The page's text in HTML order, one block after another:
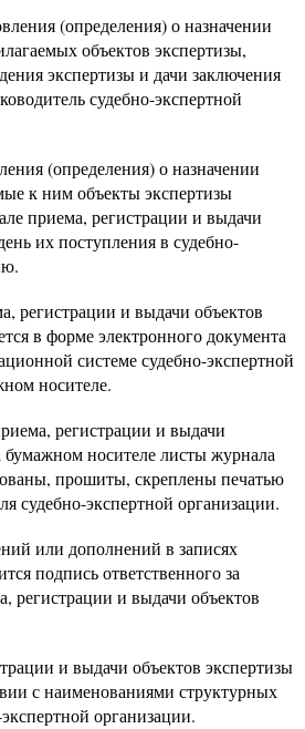
(определения) о назначении
объектов экспертизы,
экспертизы и дачи заключения
судебно-экспертной
(определения) о назначении
к ним объекты экспертизы
приема, регистрации и выдачи
их поступления в судебно-
регистрации и выдачи объектов
в форме электронного документа
системе судебно-экспертной
носителе.
регистрации и выдачи
бумажном носителе листы журнала
прошиты, скреплены печатью
судебно-экспертной организации.
или дополнений в записях
подпись ответственного за
регистрации и выдачи объектов
и выдачи объектов экспертизы
с наименованиями структурных
организации.